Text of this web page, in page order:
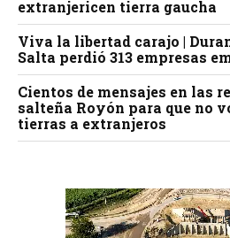
extranjericen tierra gaucha
Viva la libertad carajo |
Salta perdió 313 empresas
Cientos de mensajes en las
salteña Royón para que no
tierras a extranjeros